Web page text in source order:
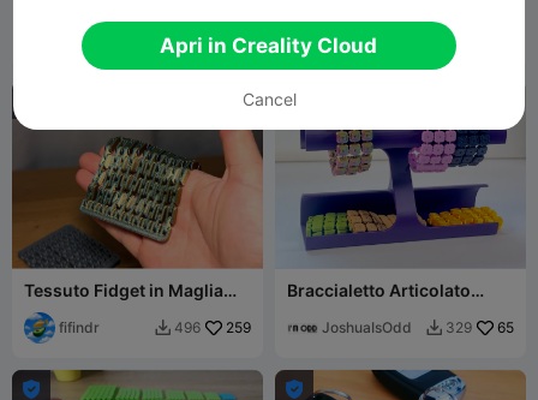
keychain
Marlborke  2.1K 667
sicurezza
Tater Zoid 
Tessuto Fidget in Maglia
Metallica
fifindr  496 259
Braccialetto Articolato
JoshuaIsOdd  329 65
 
Apri in Creality Cloud
Cancel